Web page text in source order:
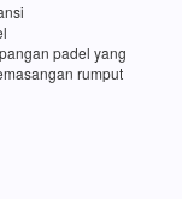
padel yang
rumput